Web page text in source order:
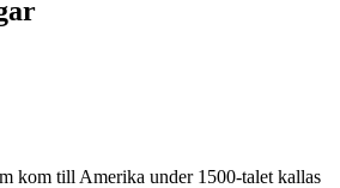
kom till Amerika under 1500-talet kallas